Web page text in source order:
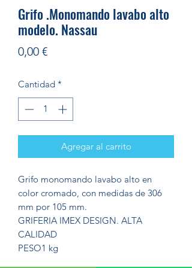
Grifo .Monomando lavabo alto
modelo. Nassau
0,00 €Precio
Cantidad *
Agregar al carrito
Grifo monomando lavabo alto en
color cromado, con medidas de 306
mm por 105 mm.
GRIFERIA IMEX DESIGN. ALTA
CALIDAD
PESO1 kg